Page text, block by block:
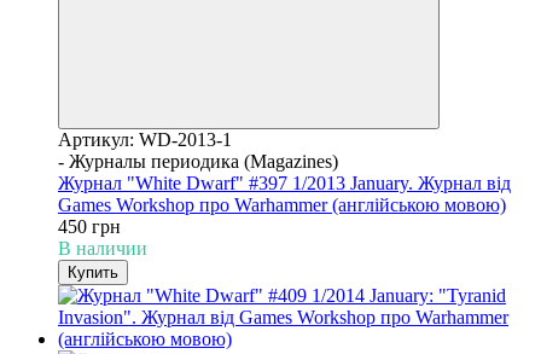
Артикул: WD-2013-1
- Журналы периодика (Magazines)
Журнал "White Dwarf" #397 1/2013 January. Журнал від
Games Workshop про Warhammer (англійською мовою)
450 грн
В наличии
Купить